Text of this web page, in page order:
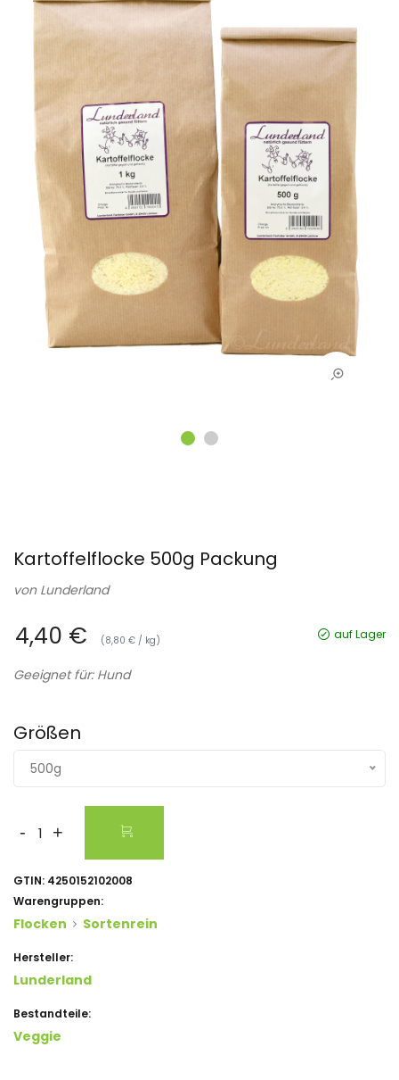
Kartoffelflocke 500g Packung
von Lunderland
4,40 € (8,80 € / kg) auf Lager
Geeignet für: Hund
Größen
500g
- +
GTIN: 4250152102008
Warengruppen:
Flocken Sortenrein
Hersteller:
Lunderland
Bestandteile:
Veggie